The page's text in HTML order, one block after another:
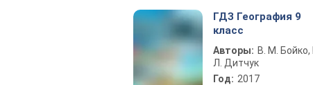
ГДЗ География 9
класс
Авторы: В. М. Бойко,
Л. Дитчук
Год: 2017